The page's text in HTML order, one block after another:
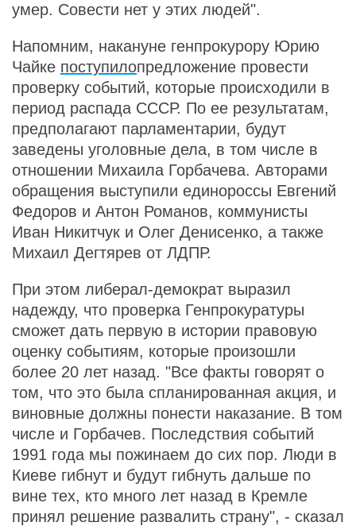
умер. Совести нет у этих людей".
Напомним, накануне генпрокурору Юрию
Чайке поступилопредложение провести
проверку событий, которые происходили в
период распада СССР. По ее результатам,
предполагают парламентарии, будут
заведены уголовные дела, в том числе в
отношении Михаила Горбачева. Авторами
обращения выступили единороссы Евгений
Федоров и Антон Романов, коммунисты
Иван Никитчук и Олег Денисенко, а также
Михаил Дегтярев от ЛДПР.
При этом либерал-демократ выразил
надежду, что проверка Генпрокуратуры
сможет дать первую в истории правовую
оценку событиям, которые произошли
более 20 лет назад. "Все факты говорят о
том, что это была спланированная акция, и
виновные должны понести наказание. В том
числе и Горбачев. Последствия событий
1991 года мы пожинаем до сих пор. Люди в
Киеве гибнут и будут гибнуть дальше по
вине тех, кто много лет назад в Кремле
принял решение развалить страну", - сказал